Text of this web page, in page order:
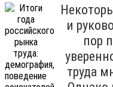
и
пор
труда